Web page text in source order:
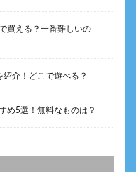
買える？一番難しいの
介！どこで遊べる？
め5選！無料なものは？